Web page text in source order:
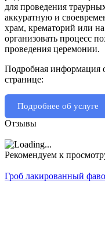
для проведения
аккуратную и
храм, крематорий или
организовать процесс
проведения церемонии.
Подробная информация
странице:
Подробнее об услуге
Отзывы
Рекомендуем к
Гроб лакированный